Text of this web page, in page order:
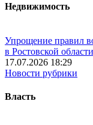
Недвижимость
Упрощение правил
в Ростовской
17.07.2026 18:29
Новости рубрики
Власть